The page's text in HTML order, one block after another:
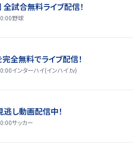
試合無料ライブ配信！
野球
全無料でライブ配信！
インターハイ(インハイ.tv)
し動画配信中！
サッカー